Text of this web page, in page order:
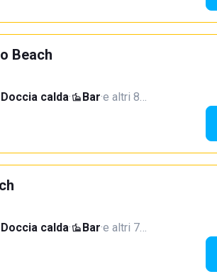
Beach
Doccia calda· Bar·e altri 8…
Doccia calda· Bar·e altri 7…